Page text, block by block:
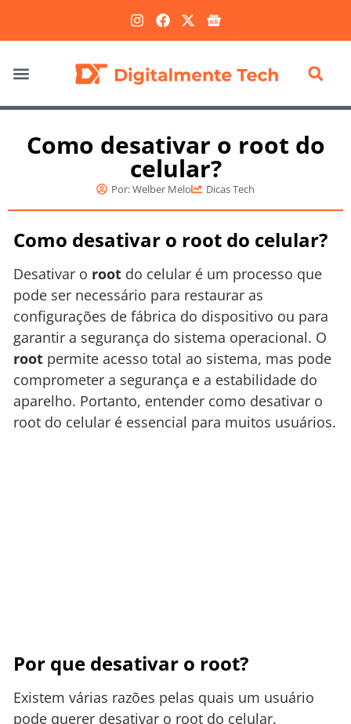
Como desativar o root do
celular?
Por:Welber Melo Dicas Tech
Como desativar o root do celular?
Desativar o root do celular é um processo que
pode ser necessário para restaurar as
configurações de fábrica do dispositivo ou para
garantir a segurança do sistema operacional. O
root permite acesso total ao sistema, mas pode
comprometer a segurança e a estabilidade do
aparelho. Portanto, entender como desativar o
root do celular é essencial para muitos usuários.
Por que desativar o root?
Existem várias razões pelas quais um usuário
pode querer desativar o root do celular.